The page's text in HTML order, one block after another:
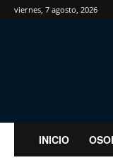
viernes, 7 agosto, 2026
INICIO